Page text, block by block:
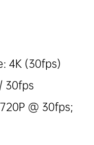
4K (30fps)
30fps
@ 30fps;